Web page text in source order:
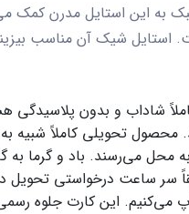
به این استایل مدرن کمک
استایل شیک آن مناسب
شاداب و بدون پلاسیدگی
محصول تحویلی کاملاً شبیه
می‌رسند. باد و گرما به
سر ساعت درخواستی تحویل
این کارت جلوه